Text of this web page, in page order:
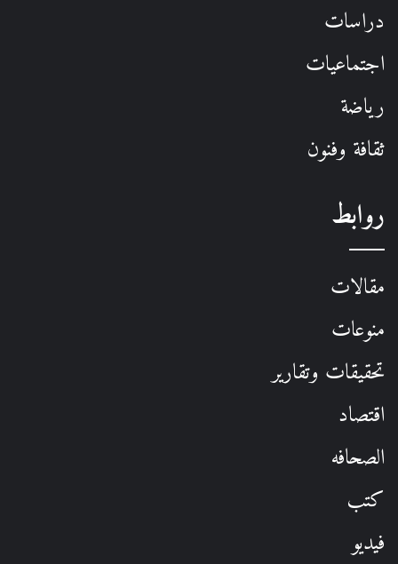
دراسات
اجتماعيات
رياضة
ثقافة وفنون
روابط
مقالات
منوعات
تحقيقات وتقارير
اقتصاد
الصحافه
كتب
فيديو